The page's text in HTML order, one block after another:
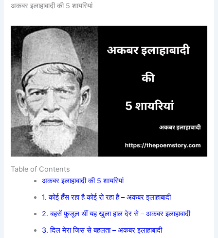
अकबर इलाहाबादी की 5 शायरियां
Table of Contents
अकबर इलाहाबादी की 5 शायरियां
1. कोई हँस रहा है कोई रो रहा है – अकबर इलाहाबादी
2. बहसें फ़ुजूल थीं यह खुला हाल देर से – अकबर इलाहाबादी
3. दिल मेरा जिस से बहलता – अकबर इलाहाबादी